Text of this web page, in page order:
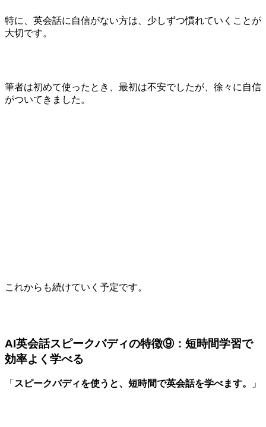
特に、英会話に自信がない方は、少しずつ慣れていくことが
大切です。
筆者は初めて使ったとき、最初は不安でしたが、徐々に自信
がついてきました。
これからも続けていく予定です。
AI英会話スピークバディの特徴⑨：短時間学習で
効率よく学べる
「 スピークバディを使うと、短時間で英会話を学べます。 」